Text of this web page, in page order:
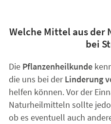
Welche Mittel aus
bei
Die Pflanzenheilkunde
die uns bei derLinderung
helfen können. Vor der
Naturheilmitteln sollte
ob es eventuell auch